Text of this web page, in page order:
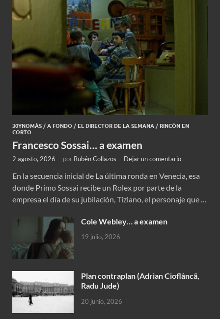
30YNOMÁS / A FONDO / EL DIRECTOR DE LA SEMANA / RINCÓN EN
CORTO
Francesco Sossai… a examen
2 agosto, 2026 - por Rubén Collazos - Dejar un comentario
En la secuencia inicial de La última ronda en Venecia, esa
donde Primo Sossai recibe un Rolex por parte de la
empresa el día de su jubilación, Tiziano, el personaje que …
Cole Webley… a examen
19 julio, 2026
Plan contraplan (Adrian Cioflâncã,
Radu Jude)
20 junio, 2026